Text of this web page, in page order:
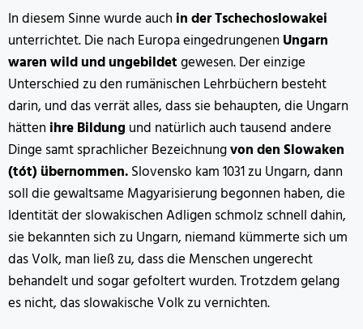
In diesem Sinne wurde auch in der Tschechoslowakei
unterrichtet. Die nach Europa eingedrungenen Ungarn
waren wild und ungebildetgewesen. Der einzige
Unterschied zu den rumänischen Lehrbüchern besteht
darin, und das verrät alles, dass sie behaupten, die Ungarn
hätten ihre Bildung und natürlich auch tausend andere
Dinge samt sprachlicher Bezeichnungvon den Slowaken
(tót) übernommen.Slovensko kam 1031 zu Ungarn, dann
soll die gewaltsame Magyarisierung begonnen haben, die
Identität der slowakischen Adligen schmolz schnell dahin,
sie bekannten sich zu Ungarn, niemand kümmerte sich um
das Volk, man ließ zu, dass die Menschen ungerecht
behandelt und sogar gefoltert wurden. Trotzdem gelang
es nicht, das slowakische Volk zu vernichten.